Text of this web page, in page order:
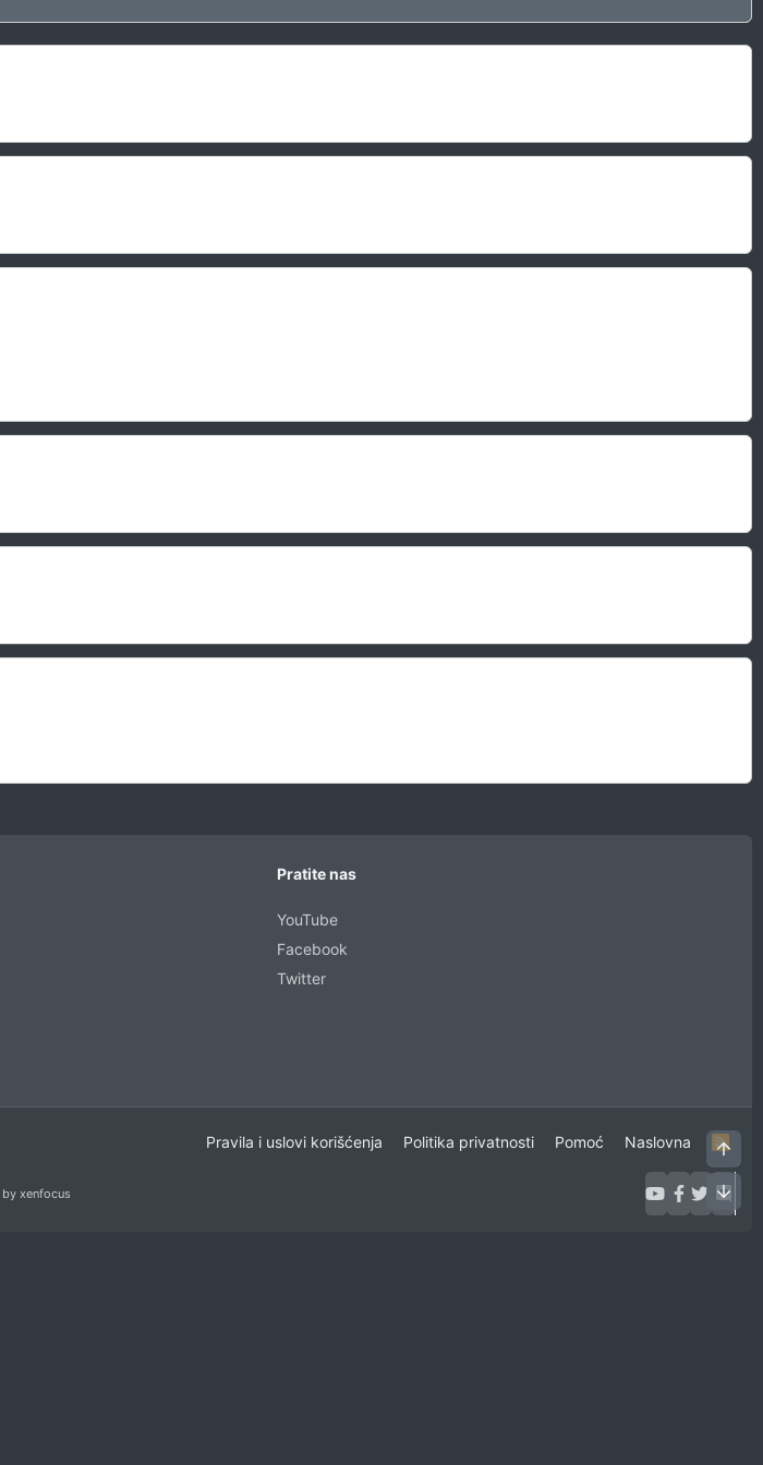
Pratite nas
YouTube
Facebook
Twitter
Pravila i uslovi korišćenja Politika privatnosti Pomoć Naslovna
R
S
by xenfocus Dno